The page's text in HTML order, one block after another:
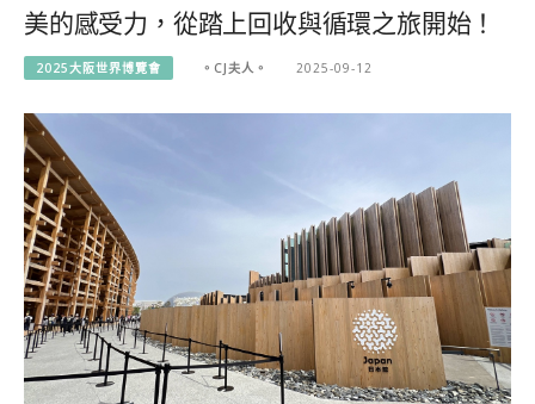
美的感受力，從踏上回收與循環之旅開始！
2025大阪世界博覽會 。CJ夫人。 2025-09-12